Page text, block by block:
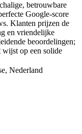
betrouwbare
Google-score
Klanten prijzen de
en vriendelijke
beoordelingen;
wijst op een solide
Nederland